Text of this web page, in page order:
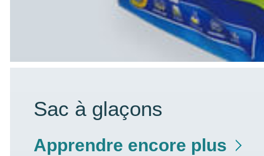
Sac à glaçons
Apprendre encore plus